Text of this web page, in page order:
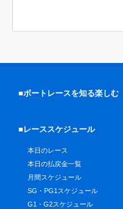
■ボートレースを知る楽しむ
■レーススケジュール
本日のレース
本日の払戻金一覧
月間スケジュール
SG・PG1スケジュール
G1・G2スケジュール